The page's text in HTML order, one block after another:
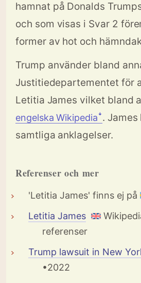
hamnat på Donalds
och som visas i Svar 2
former av hot och
Trump använder bland
Justitiedepartementet för
Letitia James vilket bland
engelska Wikipediaꜜ.
samtliga anklagelser.
Referenser och mer
'Letitia James' finns ej på
Letitia James
referenser
Trump lawsuit in New
•2022